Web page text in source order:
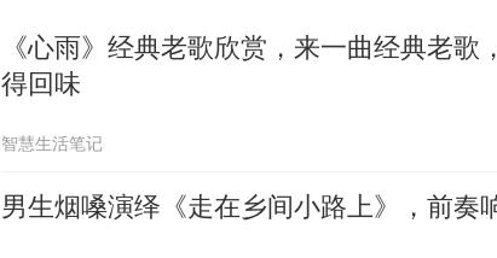
奋进开新局 实干挑大梁
《心雨》经典老歌欣赏，来一曲经典老歌
得回味
智慧生活笔记
男生烟嗓演绎《走在乡间小路上》，前奏